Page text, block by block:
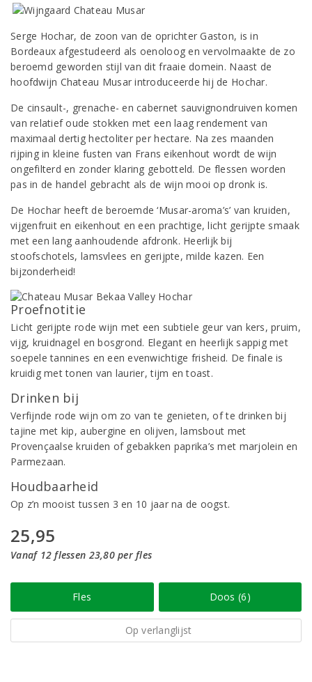
Serge Hochar, de zoon van de oprichter Gaston, is in
Bordeaux afgestudeerd als oenoloog en vervolmaakte de zo
beroemd geworden stijl van dit fraaie domein. Naast de
hoofdwijn Chateau Musar introduceerde hij de Hochar.
De cinsault-, grenache- en cabernet sauvignondruiven komen
van relatief oude stokken met een laag rendement van
maximaal dertig hectoliter per hectare. Na zes maanden
rijping in kleine fusten van Frans eikenhout wordt de wijn
ongefilterd en zonder klaring gebotteld. De flessen worden
pas in de handel gebracht als de wijn mooi op dronk is.
De Hochar heeft de beroemde ‘Musar-aroma’s’ van kruiden,
vijgenfruit en eikenhout en een prachtige, licht gerijpte smaak
met een lang aanhoudende afdronk. Heerlijk bij
stoofschotels, lamsvlees en gerijpte, milde kazen. Een
bijzonderheid!
Proefnotitie
Licht gerijpte rode wijn met een subtiele geur van kers, pruim,
vijg, kruidnagel en bosgrond. Elegant en heerlijk sappig met
soepele tannines en een evenwichtige frisheid. De finale is
kruidig met tonen van laurier, tijm en toast.
Drinken bij
Verfijnde rode wijn om zo van te genieten, of te drinken bij
tajine met kip, aubergine en olijven, lamsbout met
Provençaalse kruiden of gebakken paprika’s met marjolein en
Parmezaan.
Houdbaarheid
Op z’n mooist tussen 3 en 10 jaar na de oogst.
25,95
Vanaf 12 flessen 23,80 per fles
Fles Doos (6)
Op verlanglijst